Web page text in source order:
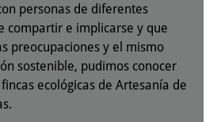
personas de diferentes
compartir e implicarse y que
preocupaciones y el mismo
sostenible, pudimos conocer
ecológicas de Artesanía de